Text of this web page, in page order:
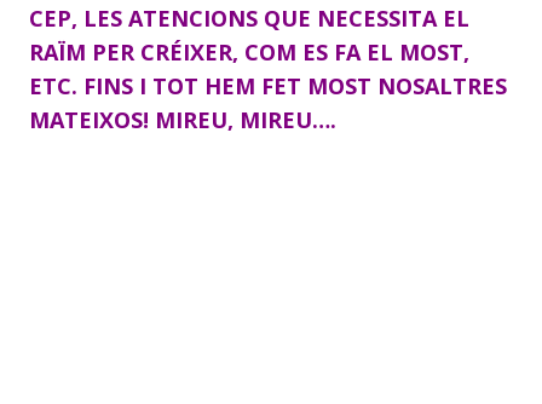
CEP, LES ATENCIONS QUE NECESSITA EL
RAÏM PER CRÉIXER, COM ES FA EL MOST,
ETC. FINS I TOT HEM FET MOST NOSALTRES
MATEIXOS! MIREU, MIREU….